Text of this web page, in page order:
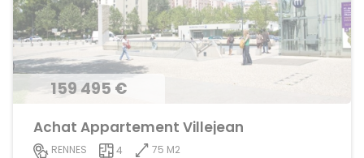
159 495 €
Achat Appartement Villejean
RENNES 4
75 M2